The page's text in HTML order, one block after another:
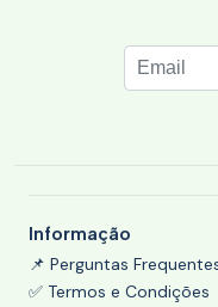
Informação
📌 Perguntas
✅ Termos e Condições